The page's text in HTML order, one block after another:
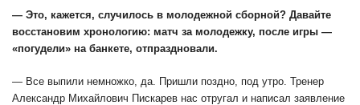
— Это, кажется, случилось в молодежной сборной? Давайте
восстановим хронологию: матч за молодежку, после игры —
«погудели» на банкете, отпраздновали.
— Все выпили немножко, да. Пришли поздно, под утро. Тренер
Александр Михайлович Пискарев нас отругал и написал заявление